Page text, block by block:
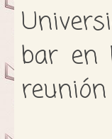
bar en
reunión